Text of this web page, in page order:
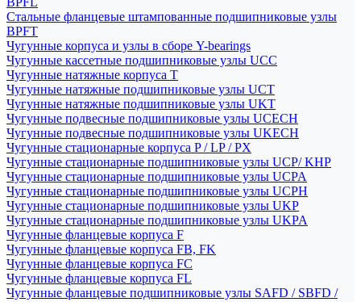
Стальные фланцевые штампованные подшипниковые узлы
BPFT
Чугунные корпуса и узлы в сборе Y-bearings
Чугунные кассетные подшипниковые узлы UCC
Чугунные натяжные корпуса T
Чугунные натяжные подшипниковые узлы UCT
Чугунные натяжные подшипниковые узлы UKT
Чугунные подвесные подшипниковые узлы UCECH
Чугунные подвесные подшипниковые узлы UKECH
Чугунные стационарные корпуса P / LP / PX
Чугунные стационарные подшипниковые узлы UCP/ KHP
Чугунные стационарные подшипниковые узлы UCPA
Чугунные стационарные подшипниковые узлы UCPH
Чугунные стационарные подшипниковые узлы UKP
Чугунные стационарные подшипниковые узлы UKPA
Чугунные фланцевые корпуса F
Чугунные фланцевые корпуса FB, FK
Чугунные фланцевые корпуса FC
Чугунные фланцевые корпуса FL
Чугунные фланцевые подшипниковые узлы SAFD / SBFD /